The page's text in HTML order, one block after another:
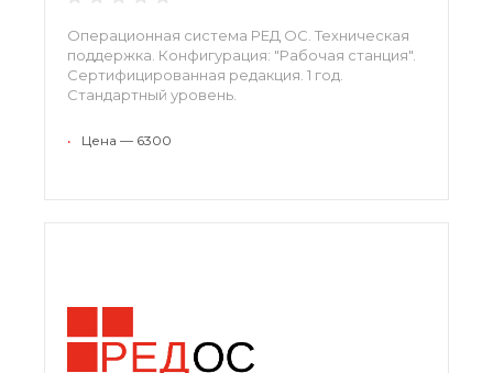
Операционная система РЕД ОС. Техническая
поддержка. Конфигурация: "Рабочая станция".
Сертифицированная редакция. 1 год.
Стандартный уровень.
• Цена — 6300